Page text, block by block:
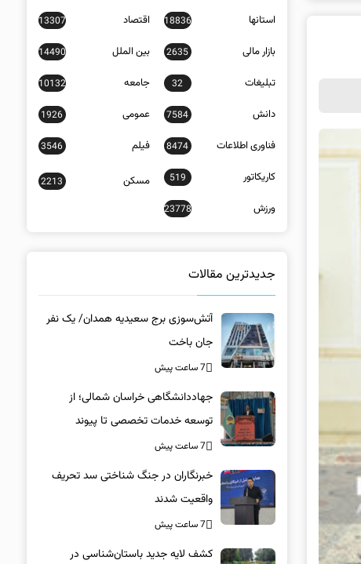
استانها 18836 اقتصاد 13307
بازار مالی 2635 بین الملل 14490
تبلیغات 32 جامعه 10132
دانش 7584 عمومی 1926
فناوری اطلاعات 8474 فیلم 3546
کاریکاتور 519 مسکن 2213
ورزش 23778
جدیدترین مقالات
آتش‌سوزی برج سعیدیه همدان/ یک نفر
جان باخت
7 ساعت پیش
جهاددانشگاهی خراسان شمالی؛ از
توسعه خدمات تخصصی تا پیوند
دانشگاه و جامعه
7 ساعت پیش
خبرنگاران در جنگ شناختی سد تحریف
واقعیت شدند
7 ساعت پیش
کشف لایه جدید باستان‌شناسی در